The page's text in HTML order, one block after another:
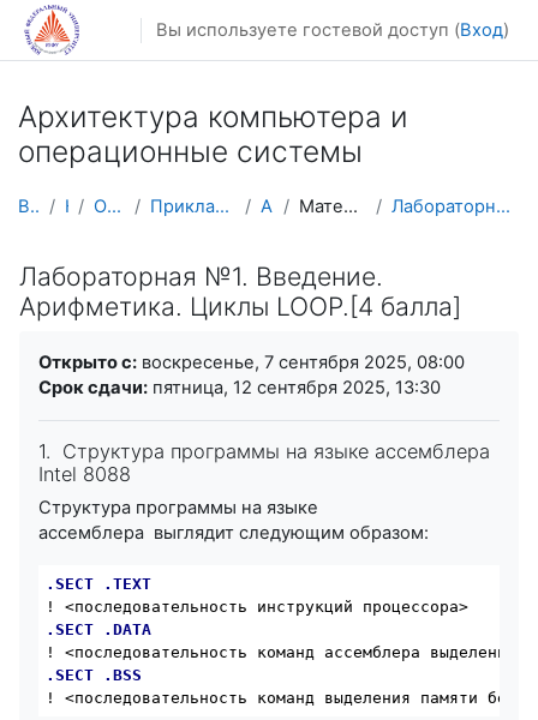
Перейти к основному содержанию
Вы используете гостевой доступ (Вход)
Архитектура компьютера и
операционные системы
В начало Курсы Осенний семестр Прикладная математика и информатика AM CA&OS Материалы лабораторных работ Лабораторная №1. Введение. Арифметика. Циклы LOOP....
Лабораторная №1. Введение.
Арифметика. Циклы LOOP.[4 балла]
Открыто с: воскресенье, 7 сентября 2025, 08:00
Срок сдачи: пятница, 12 сентября 2025, 13:30
1. Структура программы на языке ассемблера
Intel 8088
Структура программы на языке
ассемблера выглядит следующим образом:
.SECT
.TEXT
.SECT
.DATA
.SECT
.BSS
! <последовательность команд выделения памяти без